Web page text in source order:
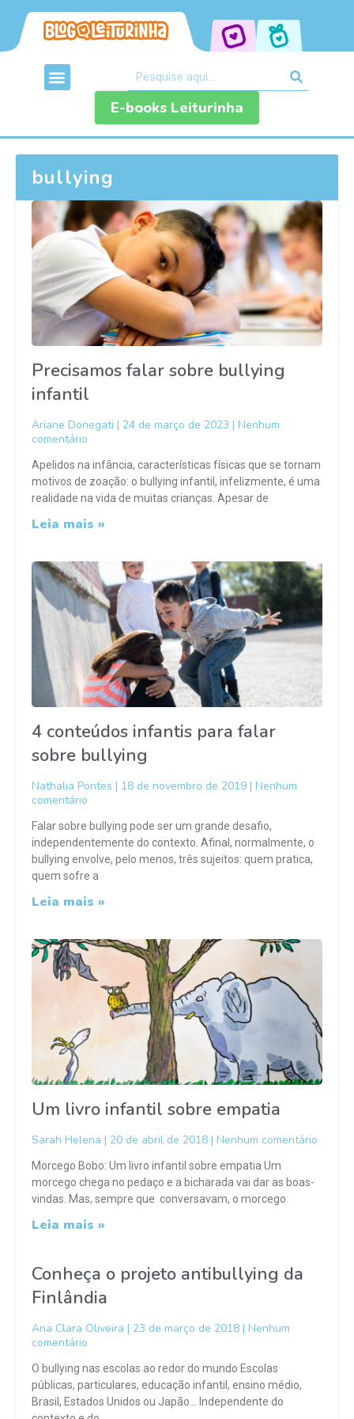
E-books Leiturinha
bullying
Precisamos falar sobre bullying
infantil
Ariane Donegati 24 de março de 2023
Nenhum
comentário
Apelidos na infância, características físicas que se tornam
motivos de zoação: o bullying infantil, infelizmente, é uma
realidade na vida de muitas crianças. Apesar de
Leia mais »
4 conteúdos infantis para falar
sobre bullying
Nathalia Pontes 18 de novembro de 2019
Nenhum
comentário
Falar sobre bullying pode ser um grande desafio,
independentemente do contexto. Afinal, normalmente, o
bullying envolve, pelo menos, três sujeitos: quem pratica,
quem sofre a
Leia mais »
Um livro infantil sobre empatia
Sarah Helena 20 de abril de 2018 Nenhum comentário
Morcego Bobo: Um livro infantil sobre empatia Um
morcego chega no pedaço e a bicharada vai dar as boas-
vindas. Mas, sempre que conversavam, o morcego
Leia mais »
Conheça o projeto antibullying da
Finlândia
Ana Clara Oliveira 23 de março de 2018
Nenhum
comentário
O bullying nas escolas ao redor do mundo Escolas
públicas, particulares, educação infantil, ensino médio,
Brasil, Estados Unidos ou Japão… Independente do